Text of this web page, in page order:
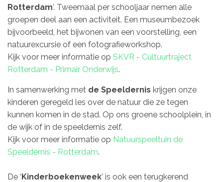
Rotterdam’. Tweemaal per schooljaar nemen alle
groepen deel aan een activiteit. Een museumbezoek
bijvoorbeeld, het bijwonen van een voorstelling, een
natuurexcursie of een fotografieworkshop.
Kijk voor meer informatie op SKVR - Cultuurtraject
Rotterdam - Primair Onderwijs.
In samenwerking met de Speeldernis krijgen onze
kinderen geregeld les over de natuur die ze tegen
kunnen komen in de stad. Op ons groene schoolplein, in
de wijk of in de speeldernis zelf.
Kijk voor meer informatie op Natuurspeeltuin de
Speeldernis - Rotterdam.
De ‘Kinderboekenweek’ is ook een terugkerend